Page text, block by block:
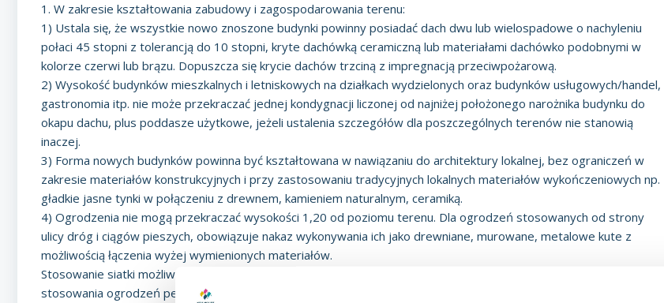
1. W zakresie kształtowania zabudowy i zagospodarowania terenu:
1) Ustala się, że wszystkie nowo znoszone budynki powinny posiadać dach dwu lub wielospadowe o nachyleniu
połaci 45 stopni z tolerancją do 10 stopni, kryte dachówką ceramiczną lub materiałami dachówko podobnymi w
kolorze czerwi lub brązu. Dopuszcza się krycie dachów trzciną z impregnacją przeciwpożarową.
2) Wysokość budynków mieszkalnych i letniskowych na działkach wydzielonych oraz budynków usługowych/handel,
gastronomia itp. nie może przekraczać jednej kondygnacji liczonej od najniżej położonego narożnika budynku do
okapu dachu, plus poddasze użytkowe, jeżeli ustalenia szczegółów dla poszczególnych terenów nie stanowią
inaczej.
3) Forma nowych budynków powinna być kształtowana w nawiązaniu do architektury lokalnej, bez ograniczeń w
zakresie materiałów konstrukcyjnych i przy zastosowaniu tradycyjnych lokalnych materiałów wykończeniowych np.
gładkie jasne tynki w połączeniu z drewnem, kamieniem naturalnym, ceramiką.
4) Ogrodzenia nie mogą przekraczać wysokości 1,20 od poziomu terenu. Dla ogrodzeń stosowanych od strony
ulicy dróg i ciągów pieszych, obowiązuje nakaz wykonywania ich jako drewniane, murowane, metalowe kute z
możliwością łączenia wyżej wymienionych materiałów.
Stosowanie siatki możliwe jedynie przy jednoczesnym wprowadzeniu żywopłotów wzdłuż tych ogrodzeń. Zakaz
stosowania ogrodzeń pełnych.